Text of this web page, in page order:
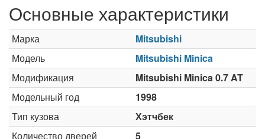
Основные характеристики
Марка
Mitsubishi
Модель
Mitsubishi Minica
Модификация
Mitsubishi Minica 0.7 AT
Модельный год
1998
Тип кузова
Хэтчбек
Количество дверей
5